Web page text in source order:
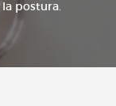
postura.